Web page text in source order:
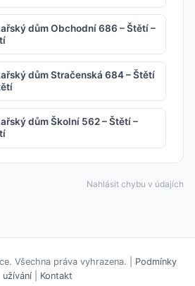
dům Obchodní 686 – Štětí –
dům Stračenská 684 – Štětí
dům Školní 562 – Štětí –
Nahlásit chybu v údajích
Všechna práva vyhrazena. | Podmínky
užívání| Kontakt